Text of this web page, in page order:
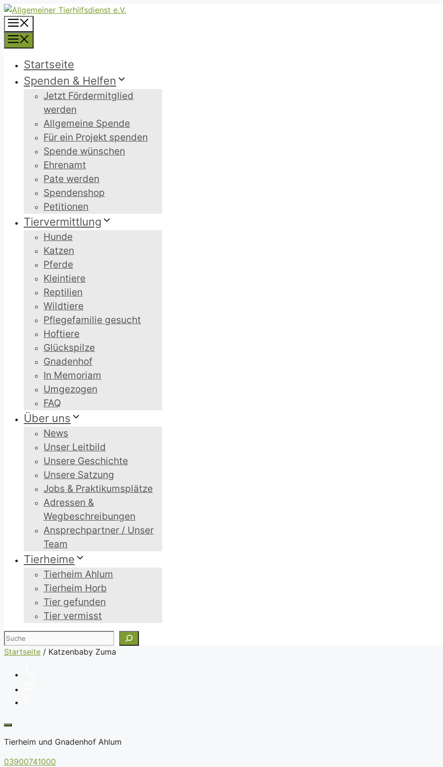
Zum
Inhalt
springen
Startseite
Spenden & Helfen
Jetzt Fördermitglied
werden
Allgemeine Spende
Für ein Projekt spenden
Spende wünschen
Ehrenamt
Pate werden
Spendenshop
Petitionen
Tiervermittlung
Hunde
Katzen
Pferde
Kleintiere
Reptilien
Wildtiere
Pflegefamilie gesucht
Hoftiere
Glückspilze
Gnadenhof
In Memoriam
Umgezogen
FAQ
Über uns
News
Unser Leitbild
Unsere Geschichte
Unsere Satzung
Jobs & Praktikumsplätze
Adressen &
Wegbeschreibungen
Ansprechpartner / Unser
Team
Tierheime
Tierheim Ahlum
Tierheim Horb
Tier gefunden
Tier vermisst
Suchen
Startseite / Katzenbaby Zuma
Tierheim und Gnadenhof Ahlum
03900741000